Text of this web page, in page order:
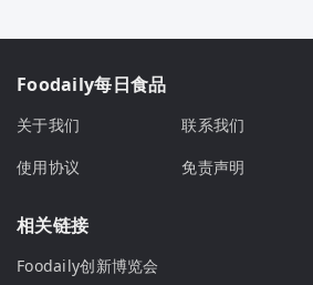
Foodaily每日食品
关于我们 联系我们
使用协议
免责声明
相关链接
Foodaily创新博览会